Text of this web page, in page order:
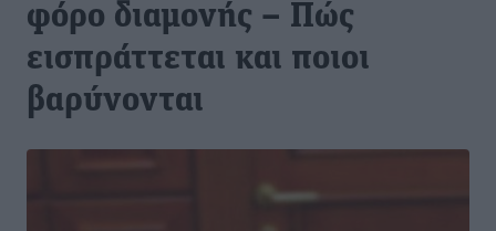
φόρο διαμονής – Πώς
εισπράττεται και ποιοι
βαρύνονται